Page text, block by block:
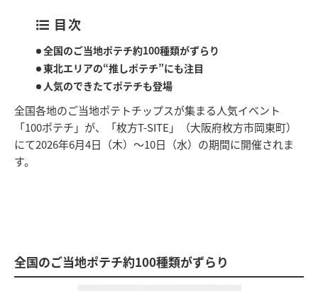
目次
全国のご当地ポテチ約100種類がずらり
東北エリアの“推しポテチ”にも注目
人気のできたてポテチも登場
全国各地のご当地ポテトチップスが集まる人気イベント
「100ポテチ」が、「枚方T-SITE」（大阪府枚方市岡東町）
にて2026年6月4日（木）～10日（水）の期間に開催されま
す。
全国のご当地ポテチ約100種類がずらり